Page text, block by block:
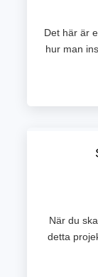
Det här är
hur man
När du
detta